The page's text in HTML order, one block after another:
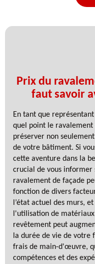
Prix du
faut savoir
En tant que
quel point le ravalement
préserver non
de votre bâtiment. Si
cette aventure dans la
crucial de vous informer
ravalement de façade
fonction de divers
l’état actuel des murs,
l'utilisation de
revêtement peut
la durée de vie de votre
frais de main-d'œuvre,
compétences et des